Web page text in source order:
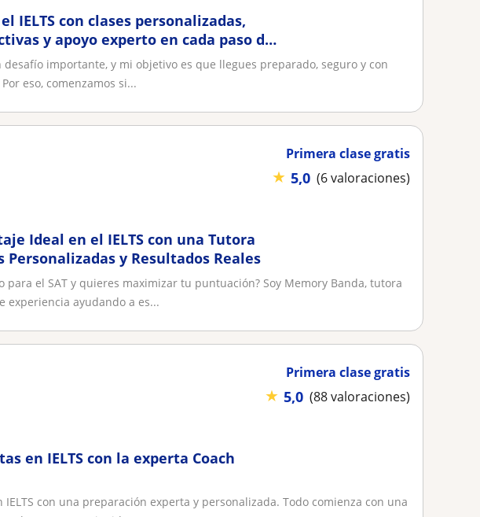
IELTS con clases personalizadas,
y apoyo experto en cada paso del
desafío importante, y mi objetivo es que llegues preparado, seguro y con
eso, comenzamos si...
Primera clase gratis
★ 5,0 (6 valoraciones)
Ideal en el IELTS con una Tutora
Personalizadas y Resultados Reales
para el SAT y quieres maximizar tu puntuación? Soy Memory Banda, tutora
experiencia ayudando a es...
Primera clase gratis
★ 5,0 (88 valoraciones)
en IELTS con la experta Coach
IELTS con una preparación experta y personalizada. Todo comienza con una